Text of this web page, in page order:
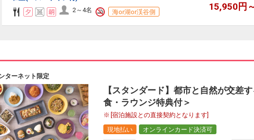
2～4名 海or湖or渓谷側 15,950円
ターネット限定
【スタンダード】都市と自然が交差
食・ラウンジ特典付＞
[宿泊施設との直接契約となります]
現地払い
オンラインカード決済可